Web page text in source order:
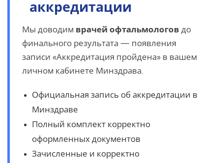
аккредитации
Мы доводим врачей офтальмологов до
финального результата — появления
записи «Аккредитация пройдена» в вашем
личном кабинете Минздрава.
Официальная запись об аккредитации в
Минздраве
Полный комплект корректно
оформленных документов
Зачисленные и корректно